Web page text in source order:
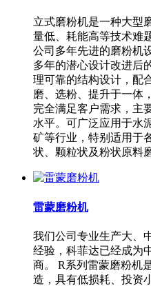
立式磨粉机是一种大型
量低、耗能高等技术难
公司多年先进的磨粉机
多年的潜心设计改进后
理可靠的结构设计，配
磨、选粉、提升于一体
完全满足客户需求，主
水平。可广泛应用于水
矿等行业，特别适用于
状、颗粒状及粉状原料
雷蒙磨粉机
我们公司专业生产大、
经验，科菲达已经成为
商。 R系列雷蒙磨粉机
造，具有低损耗、投资